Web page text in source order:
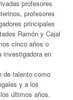
profesores
profesores
principales
Ramón y Cajal
cinco años o
investigadora en
de talento como
y a los
últimos años.